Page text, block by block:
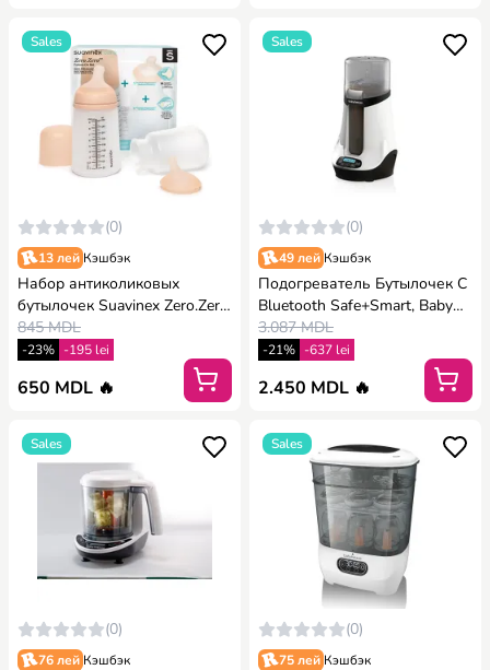
Sales
(0)
13 лей Кэшбэк
Набор антиколиковых
бутылочек Suavinex Zero.Zero
270 мл Хит
845 MDL
-23% -195 lei
650 MDL 🔥
Sales
(0)
49 лей Кэшбэк
Подогреватель Бутылочек С
Bluetooth Safe+Smart, Baby
Brezza
3.087 MDL
-21% -637 lei
2.450 MDL 🔥
Sales
(0)
76 лей Кэшбэк
Sales
(0)
75 лей Кэшбэк